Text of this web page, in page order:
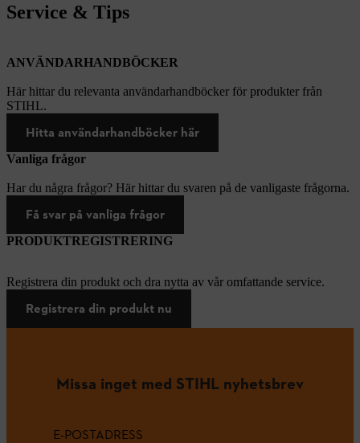
Service & Tips
ANVÄNDARHANDBÖCKER
Här hittar du relevanta användarhandböcker för produkter från
STIHL.
Hitta användarhandböcker här
Vanliga frågor
Har du några frågor? Här hittar du svaren på de vanligaste frågorna.
Få svar på vanliga frågor
PRODUKTREGISTRERING
Registrera din produkt och dra nytta av vår omfattande service.
Registrera din produkt nu
Missa inget med STIHL nyhetsbrev
E-POSTADRESS